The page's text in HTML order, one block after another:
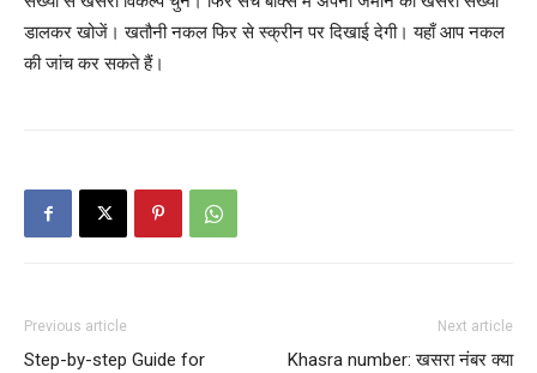
डालकर खोजें। खतौनी नकल फिर से स्क्रीन पर दिखाई देगी। यहाँ आप नकल
की जांच कर सकते हैं।
Previous article
Step-by-step Guide for
Next article
Khasra number: खसरा नंबर क्या